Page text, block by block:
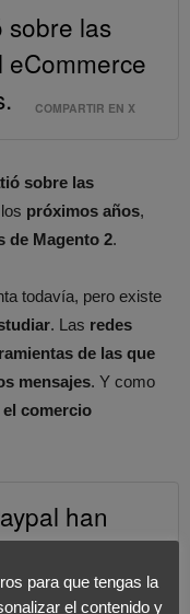
sobre las
eCommerce
COMPARTIR EN X
sobre las
próximos años,
de Magento 2.
todavía, pero existe
. Las redes
de las que
mensajes. Y como
comercio
han
y nuevas
de
para que tengas la
el contenido y